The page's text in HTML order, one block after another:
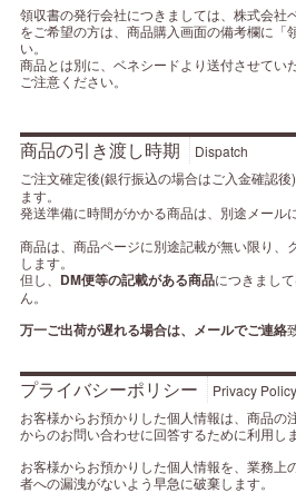
領収書の発行会社につきましては、株式会社
をご希望の方は、商品購入画面の備考欄に「
い。
商品とは別に、ベネシードより送付させてい
ご注意ください。
商品の引き渡し時期
Dispatch
ご注文確定後(銀行振込の場合はご入金確認後)
ます。
発送準備に時間がかかる商品は、別途メール
商品は、商品ページに別途記載が無い限り、
します。
但し、 DM便等の記載がある商品につきまし
ん。
万一ご出荷が遅れる場合は、メールでご連絡
プライバシーポリシー
Privacy Policy
お客様からお預かりした個人情報は、商品の
からのお問い合わせに回答するために利用しま
お客様からお預かりした個人情報を、業務上
者への漏洩がないよう早急に破棄します。